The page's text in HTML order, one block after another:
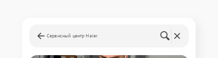
Сервисный центр Haier